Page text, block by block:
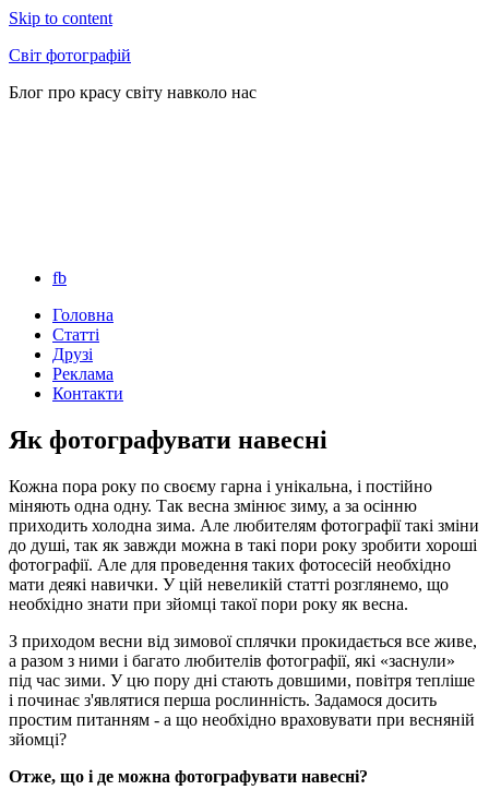
Skip to content
Світ фотографій
Блог про красу світу навколо нас
fb
Головна
Статті
Друзі
Реклама
Контакти
Як фотографувати навесні
Кожна пора року по своєму гарна і унікальна, і постійно
міняють одна одну. Так весна змінює зиму, а за осінню
приходить холодна зима. Але любителям фотографії такі зміни
до душі, так як завжди можна в такі пори року зробити хороші
фотографії. Але для проведення таких фотосесій необхідно
мати деякі навички. У цій невеликій статті розглянемо, що
необхідно знати при зйомці такої пори року як весна.
З приходом весни від зимової сплячки прокидається все живе,
а разом з ними і багато любителів фотографії, які «заснули»
під час зими. У цю пору дні стають довшими, повітря тепліше
і починає з'являтися перша рослинність. Задамося досить
простим питанням - а що необхідно враховувати при весняній
зйомці?
Отже, що і де можна фотографувати навесні?